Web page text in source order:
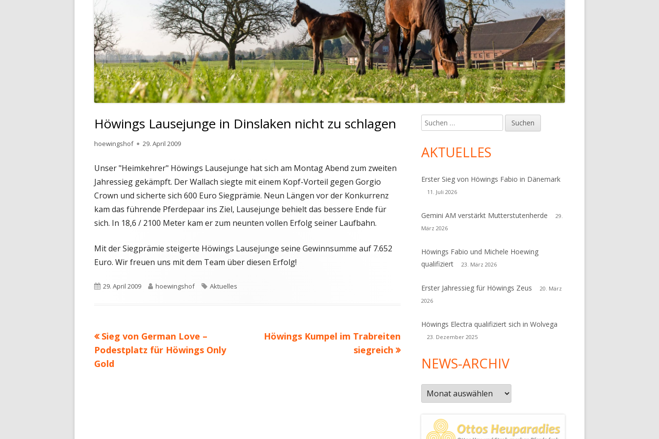
Höwings Lausejunge in Dinslaken nicht zu schlagen
Autor
hoewingshof
Veröffentlicht
29. April 2009
Unser "Heimkehrer" Höwings Lausejunge hat sich am Montag Abend zum zweiten
Jahressieg gekämpft. Der Wallach siegte mit einem Kopf-Vorteil gegen Gorgio
Crown und sicherte sich 600 Euro Siegprämie. Neun Längen vor der Konkurrenz
kam das führende Pferdepaar ins Ziel, Lausejunge behielt das bessere Ende für
sich. In 18,6 / 2100 Meter kam er zum neunten vollen Erfolg seiner Laufbahn.
Mit der Siegprämie steigerte Höwings Lausejunge seine Gewinnsumme auf 7.652
Euro. Wir freuen uns mit dem Team über diesen Erfolg!
Veröffentlicht
29. April 2009 Autor
hoewingshof Schlagwörter
Aktuelles
Beitragsnavigation
Vorheriger
Beitrag:
Sieg von German Love –
Podestplatz für Höwings Only
Gold
Nächster
Höwings Kumpel im Trabreiten
siegreich
Haupt-
Seitenleiste
Suchen
nach:
AKTUELLES
Erster Sieg von Höwings Fabio in Dänemark
11. Juli 2026
Gemini AM verstärkt Mutterstutenherde
29.
März 2026
Höwings Fabio und Michele Hoewing
qualifiziert
23. März 2026
Erster Jahressieg für Höwings Zeus
20. März
2026
Höwings Electra qualifiziert sich in Wolvega
23. Dezember 2025
NEWS-ARCHIV
News-
Archiv